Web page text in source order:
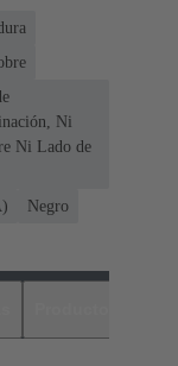
Ni
Ni Lado de
Negro